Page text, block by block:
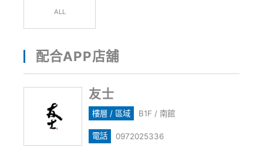
ALL
配合APP店舖
友士
樓層 / 區域 B1F / 南館
電話 0972025336